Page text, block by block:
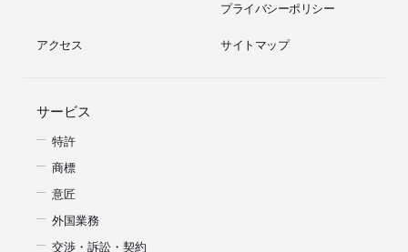
プライバシーポリシー
アクセス サイトマップ
サービス
特許
商標
意匠
外国業務
交渉・訴訟・契約